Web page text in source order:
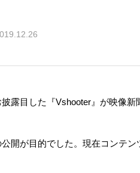
露目した『Vshooter』が映像新
開が目的でした。現在コンテ